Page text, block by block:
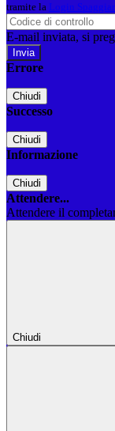
tramite la Login
E-mail inviata, si
Errore
Chiudi
Successo
Chiudi
Informazione
Chiudi
Attendere...
Attendere il
Chiudi